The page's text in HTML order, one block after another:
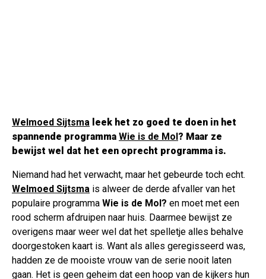
Welmoed Sijtsma leek het zo goed te doen in het
spannende programma Wie is de Mol? Maar ze
bewijst wel dat het een oprecht programma is.
Niemand had het verwacht, maar het gebeurde toch echt.
Welmoed Sijtsma is alweer de derde afvaller van het
populaire programma Wie is de Mol? en moet met een
rood scherm afdruipen naar huis. Daarmee bewijst ze
overigens maar weer wel dat het spelletje alles behalve
doorgestoken kaart is. Want als alles geregisseerd was,
hadden ze de mooiste vrouw van de serie nooit laten
gaan. Het is geen geheim dat een hoop van de kijkers hun